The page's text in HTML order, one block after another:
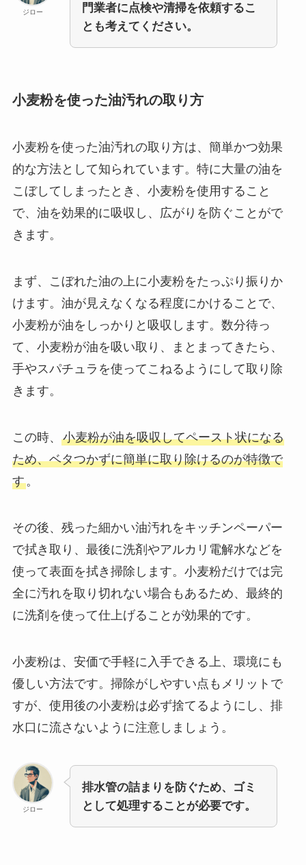
ジロー
門業者に点検や清掃を依頼するこ
とも考えてください。
小麦粉を使った油汚れの取り方
小麦粉を使った油汚れの取り方は、簡単かつ効果
的な方法として知られています。特に大量の油を
こぼしてしまったとき、小麦粉を使用すること
で、油を効果的に吸収し、広がりを防ぐことがで
きます。
まず、こぼれた油の上に小麦粉をたっぷり振りか
けます。油が見えなくなる程度にかけることで、
小麦粉が油をしっかりと吸収します。数分待っ
て、小麦粉が油を吸い取り、まとまってきたら、
手やスパチュラを使ってこねるようにして取り除
きます。
この時、 小麦粉が油を吸収してペースト状になる
ため、ベタつかずに簡単に取り除けるのが特徴で
す。
その後、残った細かい油汚れをキッチンペーパー
で拭き取り、最後に洗剤やアルカリ電解水などを
使って表面を拭き掃除します。小麦粉だけでは完
全に汚れを取り切れない場合もあるため、最終的
に洗剤を使って仕上げることが効果的です。
小麦粉は、安価で手軽に入手できる上、環境にも
優しい方法です。掃除がしやすい点もメリットで
すが、使用後の小麦粉は必ず捨てるようにし、排
水口に流さないように注意しましょう。
ジロー
排水管の詰まりを防ぐため、ゴミ
として処理することが必要です。